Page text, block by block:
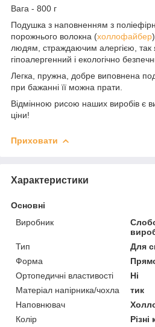
Вага - 800 г
Подушка з наповненням з
порожнього волокна (холлофайбер
людям, страждаючим алергією, так
гіпоалергенний і екологічно
Легка, пружна, добре виповнена
при бажанні її можна прати.
Відмінною рисою наших виробів є
ціни!
Приховати
Характеристики
Основні
Виробник
Тип
Для
Форма
Ортопедичні властивості
Ні
Матеріал напірника/чохла
тик
Наповнювач
Колір